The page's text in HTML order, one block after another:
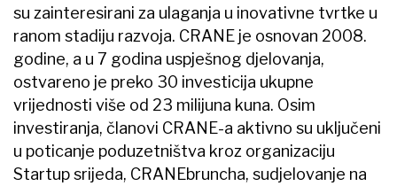
su zainteresirani za ulaganja u inovativne tvrtke u
ranom stadiju razvoja. CRANE je osnovan 2008.
godine, a u 7 godina uspješnog djelovanja,
ostvareno je preko 30 investicija ukupne
vrijednosti više od 23 milijuna kuna. Osim
investiranja, članovi CRANE-a aktivno su uključeni
u poticanje poduzetništva kroz organizaciju
Startup srijeda, CRANEbruncha, sudjelovanje na